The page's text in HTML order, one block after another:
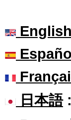
English
日本語: